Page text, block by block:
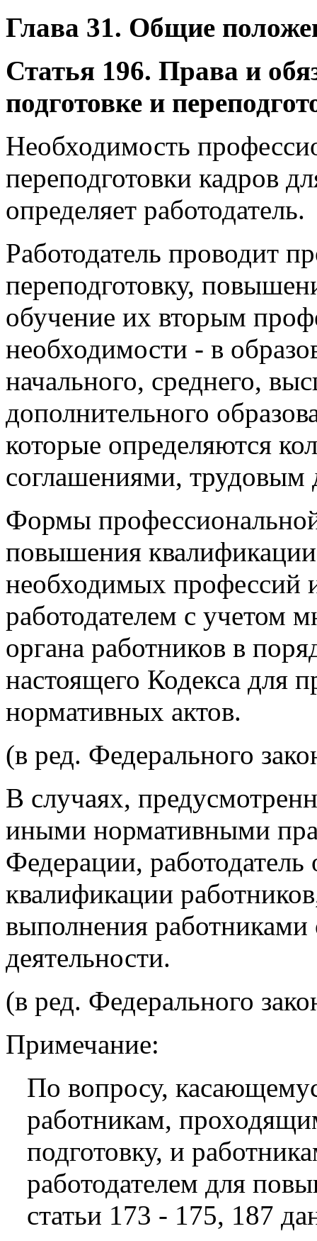
Глава 31. Общие
Статья 196. Права и
подготовке и
Необходимость
переподготовки кадров
определяет работодатель.
Работодатель проводит
переподготовку,
обучение их вторым
необходимости - в
начального, среднего,
дополнительного
которые определяются
соглашениями, трудовым
Формы
повышения
необходимых профессий
работодателем с учетом
органа работников в
настоящего Кодекса для
нормативных актов.
(в ред. Федерального
В случаях,
иными нормативными
Федерации,
квалификации
выполнения
деятельности.
(в ред. Федерального
Примечание:
По вопросу,
работникам,
подготовку, и
работодателем для
статьи 173 - 175, 187